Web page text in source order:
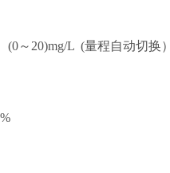
～20)mg/L (量程自动切换）